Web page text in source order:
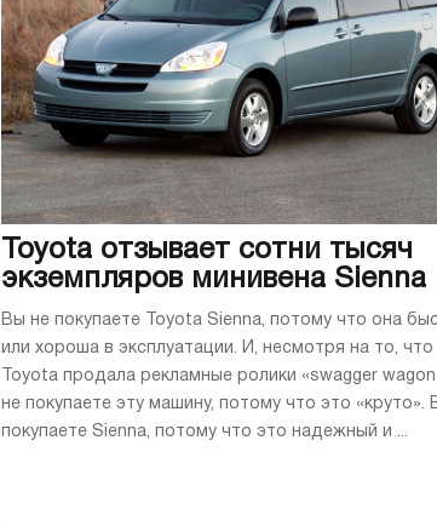
Toyota отзывает сотни тысяч
экземпляров минивена Sienna
Вы не покупаете Toyota Sienna, потому что она
или хороша в эксплуатации. И, несмотря на то, что
Toyota продала рекламные ролики «swagger
не покупаете эту машину, потому что это «круто».
покупаете Sienna, потому что это надежный и ...